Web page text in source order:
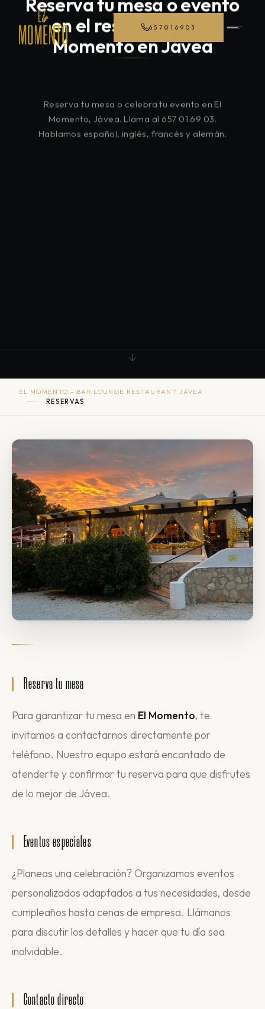
657016903
en el restaurante El
Momento en Jávea
Reserva tu mesa o celebra tu evento en El
Momento, Jávea. Llama al 657 01 69 03.
Hablamos español, inglés, francés y alemán.
EL MOMENTO – BAR LOUNGE RESTAURANT JAVEA
RESERVAS
Reserva tu mesa
Para garantizar tu mesa en El Momento, te
invitamos a contactarnos directamente por
teléfono. Nuestro equipo estará encantado de
atenderte y confirmar tu reserva para que disfrutes
de lo mejor de Jávea.
Eventos especiales
¿Planeas una celebración? Organizamos eventos
personalizados adaptados a tus necesidades, desde
cumpleaños hasta cenas de empresa. Llámanos
para discutir los detalles y hacer que tu día sea
inolvidable.
Contacto directo